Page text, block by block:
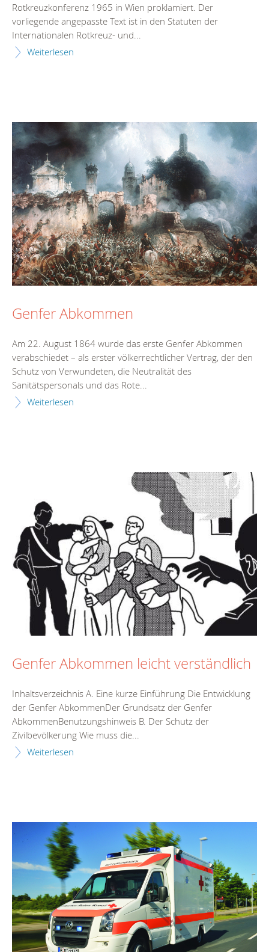
Rotkreuzkonferenz 1965 in Wien proklamiert. Der
vorliegende angepasste Text ist in den Statuten der
Internationalen Rotkreuz- und...
Weiterlesen
Genfer Abkommen
Am 22. August 1864 wurde das erste Genfer Abkommen
verabschiedet – als erster völkerrechtlicher Vertrag, der den
Schutz von Verwundeten, die Neutralität des
Sanitätspersonals und das Rote...
Weiterlesen
Genfer Abkommen leicht verständlich
Inhaltsverzeichnis A. Eine kurze Einführung Die Entwicklung
der Genfer AbkommenDer Grundsatz der Genfer
AbkommenBenutzungshinweis B. Der Schutz der
Zivilbevölkerung Wie muss die...
Weiterlesen